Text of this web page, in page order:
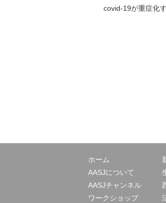
covid-19が重症化
ホーム
AASJについて
AASJチャンネル
ワークショップ